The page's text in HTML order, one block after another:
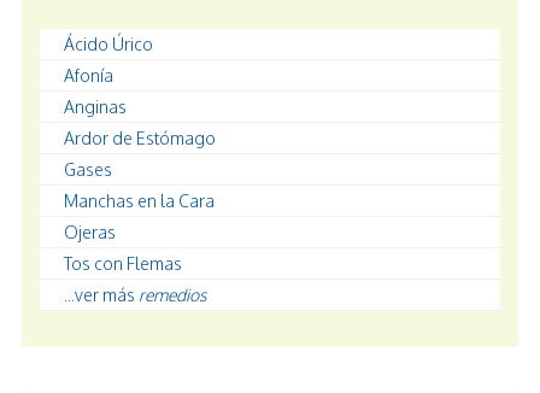
Ácido Úrico
Afonía
Anginas
Ardor de Estómago
Gases
Manchas en la Cara
Ojeras
Tos con Flemas
...ver más remedios